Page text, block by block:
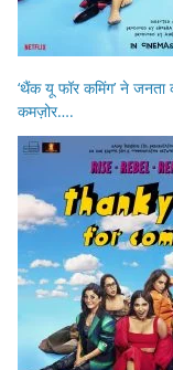
‘थैंक यू फॉर कमिंग’ ने
कमज़ोर….